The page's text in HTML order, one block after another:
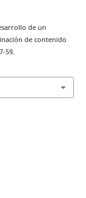
de un
de contenido
59.